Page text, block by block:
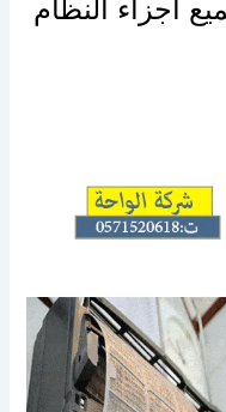
أجزاء النظام